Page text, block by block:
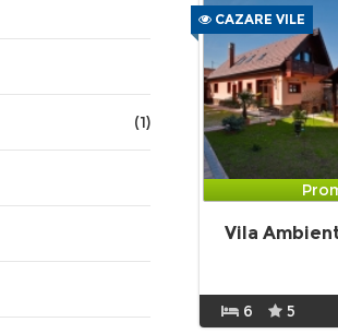
(1)
CAZARE VILE
Vila
6 5